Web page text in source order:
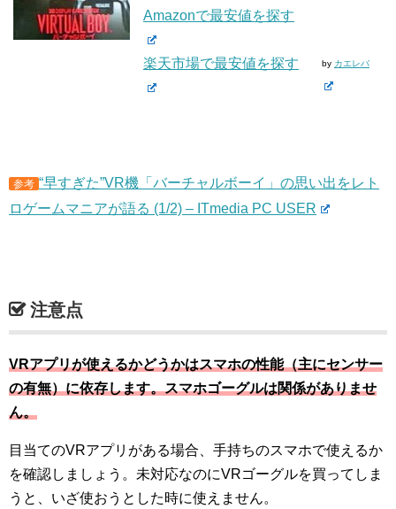
Amazonで最安値を探す
楽天市場で最安値を探す by カエレバ
参考 “早すぎた”VR機「バーチャルボーイ」の思い出をレト
ロゲームマニアが語る (1/2) – ITmedia PC USER
注意点
VRアプリが使えるかどうかはスマホの性能（主にセンサー
の有無）に依存します。スマホゴーグルは関係がありませ
ん。
目当てのVRアプリがある場合、手持ちのスマホで使えるか
を確認しましょう。未対応なのにVRゴーグルを買ってしま
うと、いざ使おうとした時に使えません。